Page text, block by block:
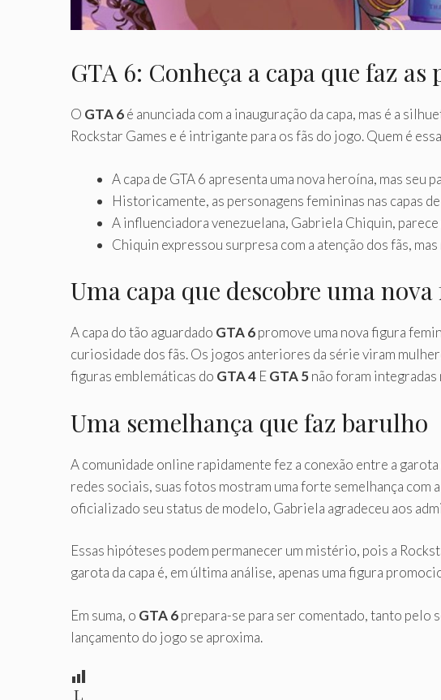
GTA 6: Conheça a capa que faz as
O GTA 6é anunciada com a inauguração da capa, mas é a
Rockstar Games e é intrigante para os fãs do jogo. Quem é
A capa de GTA 6 apresenta uma nova heroína, mas seu
Historicamente, as personagens femininas nas capas
A influenciadora venezuelana, Gabriela Chiquin,
Chiquin expressou surpresa com a atenção dos fãs,
Uma capa que descobre uma
A capa do tão aguardado GTA 6promove uma nova figura
curiosidade dos fãs. Os jogos anteriores da série viram
figuras emblemáticas do GTA 4 EGTA 5não foram
Uma semelhança que faz barulho
A comunidade online rapidamente fez a conexão entre a
redes sociais, suas fotos mostram uma forte semelhança com
oficializado seu status de modelo, Gabriela agradeceu aos
Essas hipóteses podem permanecer um mistério, pois a
garota da capa é, em última análise, apenas uma figura
Em suma, o GTA 6prepara-se para ser comentado, tanto pelo
lançamento do jogo se aproxima.
L